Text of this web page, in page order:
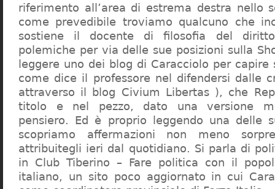
riferimento all’area di estrema destra nello
come prevedibile troviamo qualcuno che
sostiene il docente di filosofia del
polemiche per via delle sue posizioni sulla
leggere uno dei blog di Caracciolo per
come dice il professore nel difendersi dalle
attraverso il blog Civium Libertas ), che
titolo e nel pezzo, dato una versione
pensiero. Ed è proprio leggendo una delle
scopriamo affermazioni non meno
attribuitegli ieri dal quotidiano. Si parla di
in Club Tiberino – Fare politica con il
italiano, un sito poco aggiornato in cui